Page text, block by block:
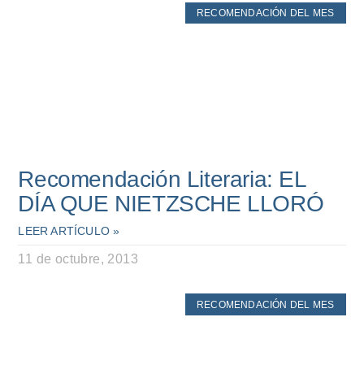
RECOMENDACIÓN DEL MES
Recomendación Literaria: EL
DÍA QUE NIETZSCHE LLORÓ
LEER ARTÍCULO »
11 de octubre, 2013
RECOMENDACIÓN DEL MES